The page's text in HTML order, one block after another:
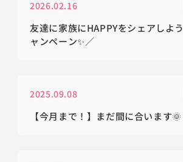
2026.02.16
友達に家族にHAPPYをシェアしよ
ャンペーン✨／
2025.09.08
【今月まで！】まだ間に合います🌞